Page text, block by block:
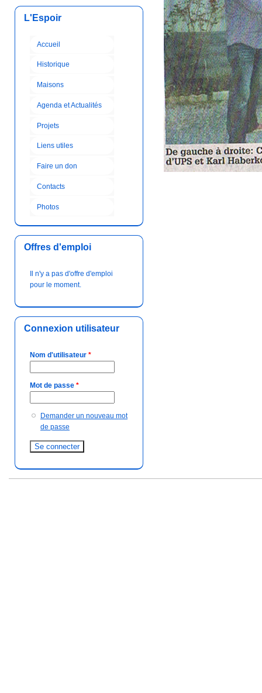
L'Espoir
Accueil
Historique
Maisons
Agenda et Actualités
Projets
Liens utiles
Faire un don
Contacts
Photos
Offres d'emploi
Il n'y a pas d'offre d'emploi
pour le moment.
Connexion utilisateur
Nom d'utilisateur *
Mot de passe *
Demander un nouveau mot
de passe